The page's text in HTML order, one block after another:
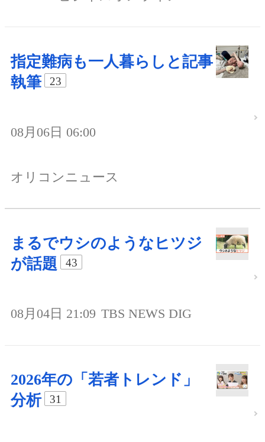
指定難病も一人暮らしと記事
執筆
23
08月06日 06:00
オリコンニュース
まるでウシのようなヒツジ
が話題
43
08月04日 21:09 TBS NEWS DIG
2026年の「若者トレンド」
分析
31